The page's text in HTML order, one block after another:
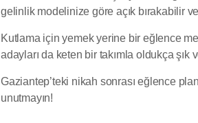
gelinlik modelinize göre açık bırakabilir
Kutlama için yemek yerine bir eğlence
adayları da keten bir takımla oldukça şık
Gaziantep’teki nikah sonrası eğlence
unutmayın!